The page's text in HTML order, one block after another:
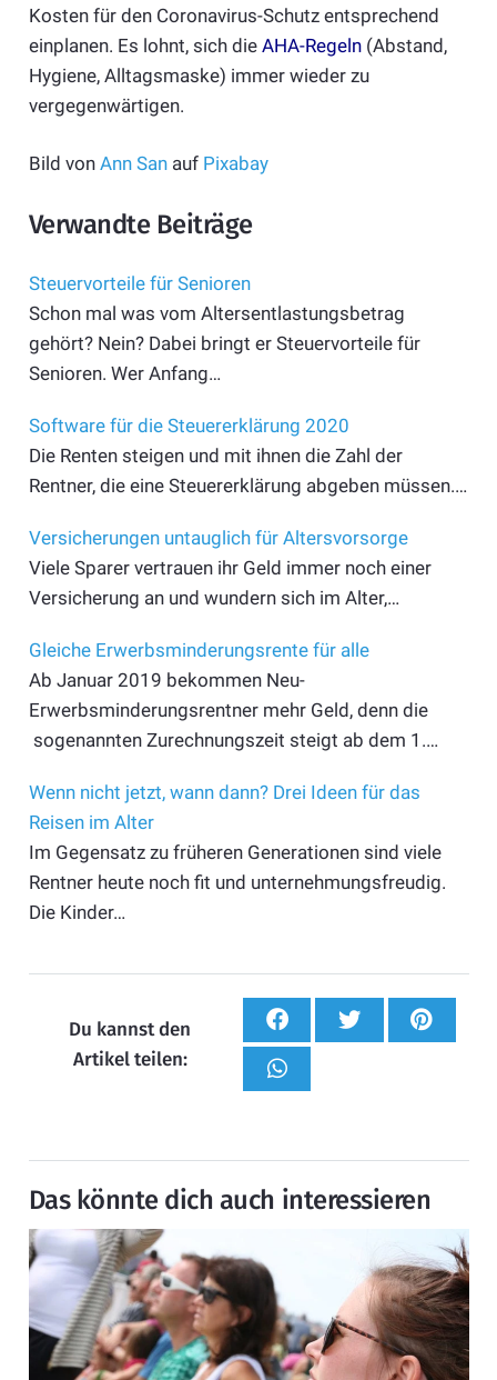
Kosten für den Coronavirus-Schutz entsprechend
einplanen. Es lohnt, sich die AHA-Regeln(Abstand,
Hygiene, Alltagsmaske) immer wieder zu
vergegenwärtigen.
Bild von Ann Sanauf Pixabay
Verwandte Beiträge
Steuervorteile für Senioren
Schon mal was vom Altersentlastungsbetrag
gehört? Nein? Dabei bringt er Steuer­vorteile für
Senioren. Wer Anfang…
Software für die Steuererklärung 2020
Die Renten steigen und mit ihnen die Zahl der
Rentner, die eine Steuererklärung abgeben müssen.…
Versicherungen untauglich für Altersvorsorge
Viele Sparer vertrauen ihr Geld immer noch einer
Versicherung an und wundern sich im Alter,…
Gleiche Erwerbsminderungsrente für alle
Ab Januar 2019 bekommen Neu-
Erwerbsminderungsrentner mehr Geld, denn die
sogenannten Zurechnungszeit steigt ab dem 1.…
Wenn nicht jetzt, wann dann? Drei Ideen für das
Reisen im Alter
Im Gegensatz zu früheren Generationen sind viele
Rentner heute noch fit und unternehmungsfreudig.
Die Kinder…
Du kannst den
Artikel teilen:
Das könnte dich auch interessieren